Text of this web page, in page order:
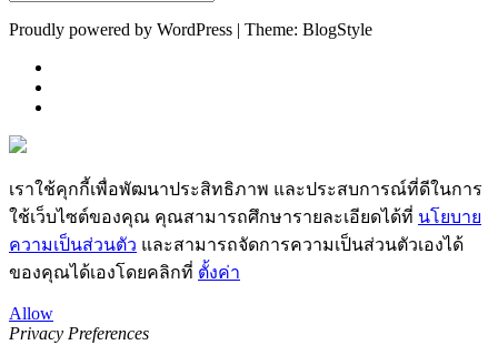
Proudly powered by WordPress | Theme: BlogStyle
เราใช้คุกกี้เพื่อพัฒนาประสิทธิภาพ และประสบการณ์ที่ดีในการ
ใช้เว็บไซต์ของคุณ คุณสามารถศึกษารายละเอียดได้ที่ นโยบาย
ความเป็นส่วนตัว และสามารถจัดการความเป็นส่วนตัวเองได้
ของคุณได้เองโดยคลิกที่ ตั้งค่า
Allow
Privacy Preferences